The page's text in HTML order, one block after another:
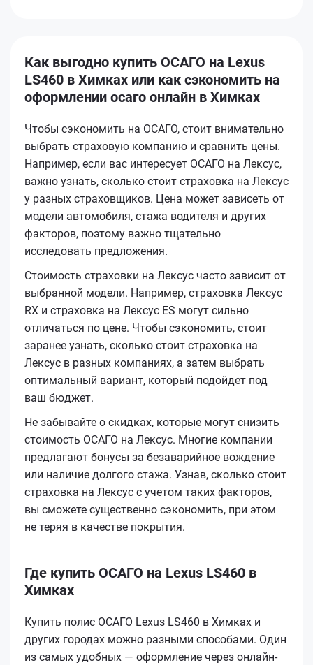
Как выгодно купить ОСАГО на Lexus
LS460 в Химках или как сэкономить на
оформлении осаго онлайн в Химках
Чтобы сэкономить на ОСАГО, стоит внимательно
выбрать страховую компанию и сравнить цены.
Например, если вас интересует ОСАГО на Лексус,
важно узнать, сколько стоит страховка на Лексус
у разных страховщиков. Цена может зависеть от
модели автомобиля, стажа водителя и других
факторов, поэтому важно тщательно
исследовать предложения.
Стоимость страховки на Лексус часто зависит от
выбранной модели. Например, страховка Лексус
RX и страховка на Лексус ES могут сильно
отличаться по цене. Чтобы сэкономить, стоит
заранее узнать, сколько стоит страховка на
Лексус в разных компаниях, а затем выбрать
оптимальный вариант, который подойдет под
ваш бюджет.
Не забывайте о скидках, которые могут снизить
стоимость ОСАГО на Лексус. Многие компании
предлагают бонусы за безаварийное вождение
или наличие долгого стажа. Узнав, сколько стоит
страховка на Лексус с учетом таких факторов,
вы сможете существенно сэкономить, при этом
не теряя в качестве покрытия.
Где купить ОСАГО на Lexus LS460 в
Химках
Купить полис ОСАГО Lexus LS460 в Химках и
других городах можно разными способами. Один
из самых удобных — оформление через онлайн-